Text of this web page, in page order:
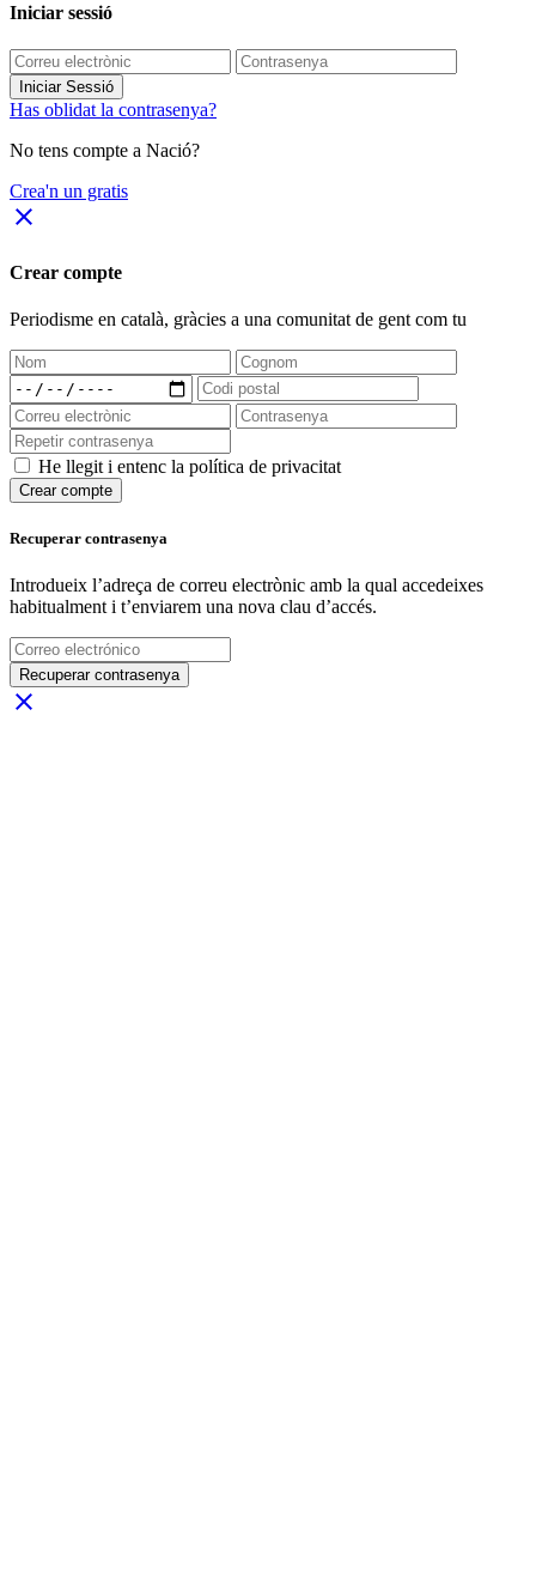
Iniciar sessió
Iniciar Sessió
Has oblidat la contrasenya?
No tens compte a Nació?
Crea'n un gratis
close
Crear compte
Periodisme en català, gràcies a una comunitat de gent com tu
He llegit i entenc la política de privacitat
Crear compte
Recuperar contrasenya
Introdueix l’adreça de correu electrònic amb la qual accedeixes
habitualment i t’enviarem una nova clau d’accés.
Recuperar contrasenya
close